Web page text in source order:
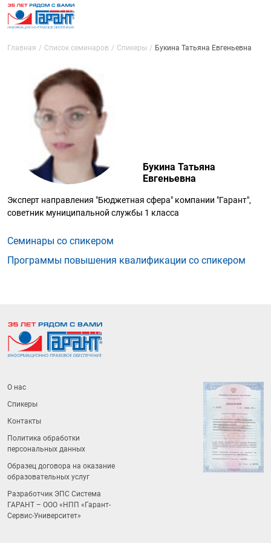
Главная Список семинаров Спикеры Букина Татьяна Евгеньевна
Букина Татьяна
Евгеньевна
Эксперт направления "Бюджетная сфера" компании "Гарант",
советник муниципальной службы 1 класса
Семинары со спикером
Программы повышения квалификации со спикером
О нас
Спикеры
Контакты
Политика обработки
персональных данных
Образец договора на оказание
образовательных услуг
Разработчик ЭПС Система
ГАРАНТ – ООО «НПП « Гарант-
Сервис-Университет»